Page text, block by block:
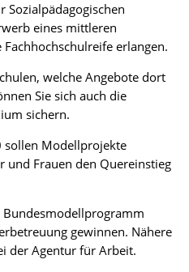
Sozialpädagogischen
eines mittleren
erlangen.
welche Angebote dort
Sie sich auch die
sichern.
sollen Modellprojekte
und Frauen den Quereinstieg
gewinnen. Nähere
der Agentur für Arbeit.